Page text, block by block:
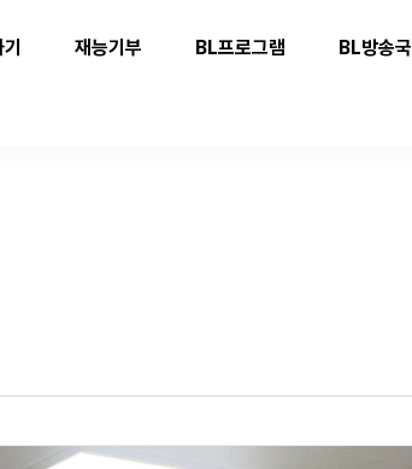
재능기부 BL프로그램 BL방송국